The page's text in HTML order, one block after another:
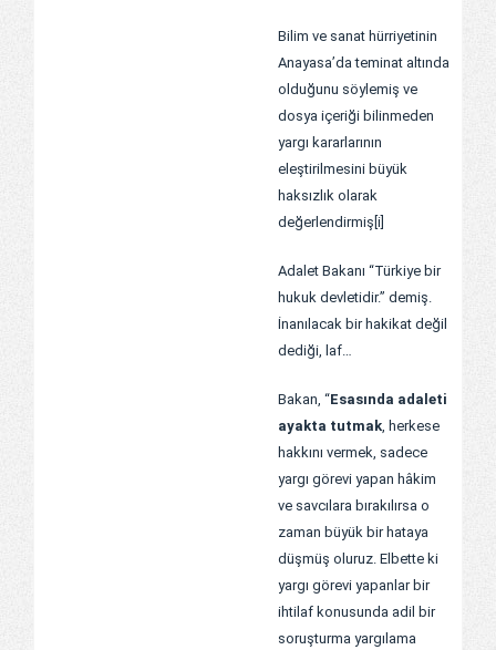
Bilim ve sanat hürriyetinin
Anayasa’da teminat altında
olduğunu söylemiş ve
dosya içeriği bilinmeden
yargı kararlarının
eleştirilmesini büyük
haksızlık olarak
değerlendirmiş [i]
Adalet Bakanı “Türkiye bir
hukuk devletidir.” demiş.
İnanılacak bir hakikat değil
dediği, laf…
Bakan, “Esasında adaleti
ayakta tutmak, herkese
hakkını vermek, sadece
yargı görevi yapan hâkim
ve savcılara bırakılırsa o
zaman büyük bir hataya
düşmüş oluruz. Elbette ki
yargı görevi yapanlar bir
ihtilaf konusunda adil bir
soruşturma yargılama